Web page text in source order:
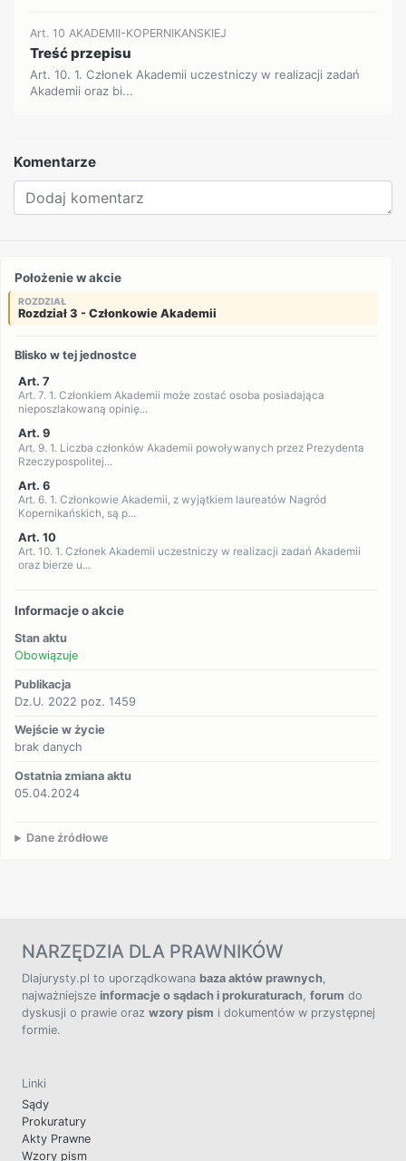
Art. 10 AKADEMII-KOPERNIKANSKIEJ
Treść przepisu
Art. 10. 1. Członek Akademii uczestniczy w realizacji zadań
Akademii oraz bi...
Komentarze
Położenie w akcie
ROZDZIAŁ
Rozdział 3 - Członkowie Akademii
Blisko w tej jednostce
Art. 7
Art. 7. 1. Członkiem Akademii może zostać osoba posiadająca
nieposzlakowaną opinię...
Art. 9
Art. 9. 1. Liczba członków Akademii powoływanych przez Prezydenta
Rzeczypospolitej...
Art. 6
Art. 6. 1. Członkowie Akademii, z wyjątkiem laureatów Nagród
Kopernikańskich, są p...
Art. 10
Art. 10. 1. Członek Akademii uczestniczy w realizacji zadań Akademii
oraz bierze u...
Informacje o akcie
Stan aktu
Obowiązuje
Publikacja
Dz.U. 2022 poz. 1459
Wejście w życie
brak danych
Ostatnia zmiana aktu
05.04.2024
Dane źródłowe
NARZĘDZIA DLA PRAWNIKÓW
Dlajurysty.pl to uporządkowana baza aktów prawnych,
najważniejsze informacje o sądach i prokuraturach, forum do
dyskusji o prawie oraz wzory pism i dokumentów w przystępnej
formie.
Linki
Sądy
Prokuratury
Akty Prawne
Wzory pism